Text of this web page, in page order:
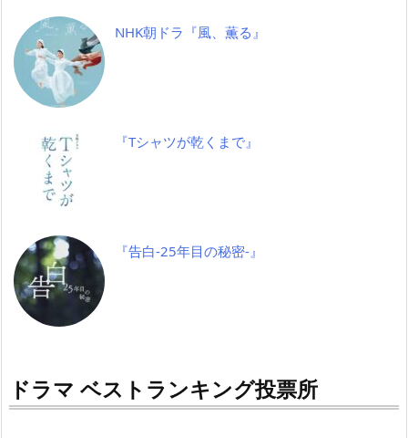
NHK朝ドラ『風、薫る』
『Tシャツが乾くまで』
『告白-25年目の秘密-』
ドラマ ベストランキング投票所